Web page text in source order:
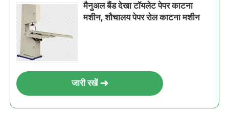
मैनुअल बैंड देखा टॉयलेट पेपर काटना
मशीन, शौचालय पेपर रोल काटना मशीन
जारी रखें